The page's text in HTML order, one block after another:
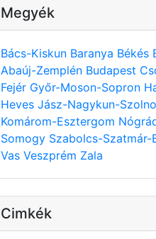
Megyék
Bács-Kiskun Baranya Békés
Abaúj-Zemplén Budapest
Fejér Győr-Moson-Sopron
Heves Jász-Nagykun-
Komárom-Esztergom
Somogy Szabolcs-Szatmár-
Vas Veszprém Zala
Cimkék